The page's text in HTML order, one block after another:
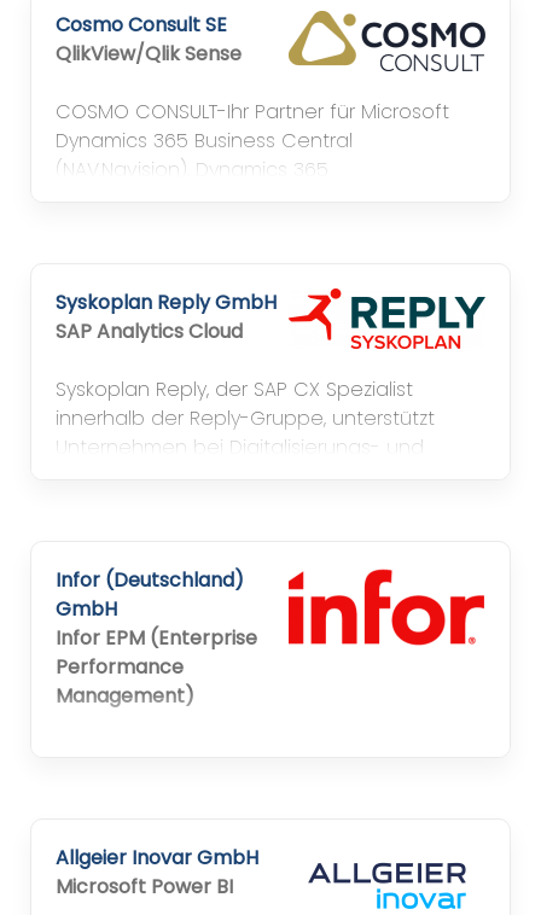
Cosmo Consult SE
QlikView/Qlik Sense
COSMO CONSULT-Ihr Partner für Microsoft
Dynamics 365 Business Central
(NAV,Navision), Dynamics 365
Syskoplan Reply GmbH
SAP Analytics Cloud
Syskoplan Reply, der SAP CX Spezialist
innerhalb der Reply-Gruppe, unterstützt
Unternehmen bei Digitalisierungs- und
Infor (Deutschland)
GmbH
Infor EPM (Enterprise
Performance
Management)
erfolgreich zu wachsen – einfach, effizient
und zukunftssicher.
Allgeier Inovar GmbH
Microsoft Power BI